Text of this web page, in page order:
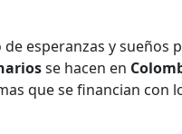
esperanzas y sueños
se hacen en
que se financian con